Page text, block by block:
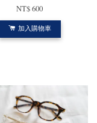
NT$ 600
加入購物車